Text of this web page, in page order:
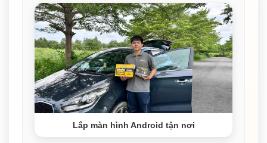
Lắp màn hình Android tận nơi